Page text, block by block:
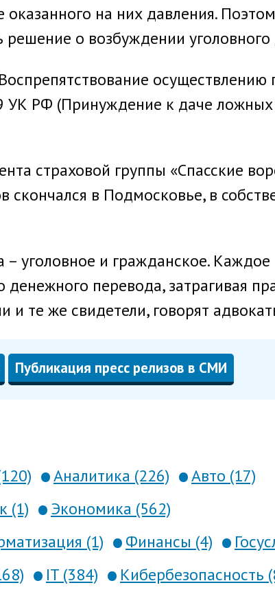
на них давления.
о возбуждении уголовного
осуществлению
УК РФ (Принуждение к даче
страховой группы «Спасские
скончался в Подмосковье, в
– уголовное и гражданское.
перевода, затрагивая
те же свидетели, говорят
Публикация пресс релизов в СМИ
Аналитика (226)
Авто (17)
(1)
Экономика (562)
(1) Финансы (4)
IT (384)
Кибербезопасность